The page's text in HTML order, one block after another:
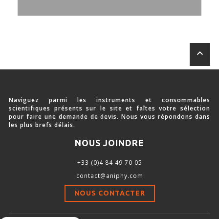
DÉVELOPPEMENTS À FAÇON
ASPIRATEURS ET CARTOUCHES CHARBON ACTIF
CAGES À INDUCTION ET MASQUES D’ANESTHÉSIE
ÉVAPORATEURS
keyboard_arrow_up
Naviguez parmi les instruments et consommables
scientifiques présents sur le site et faîtes votre sélection
pour faire une demande de devis. Nous vous répondons dans
les plus brefs délais.
NOUS JOINDRE
+33 (0)4 84 49 70 05
contact@aniphy.com
NOUS CONTACTER